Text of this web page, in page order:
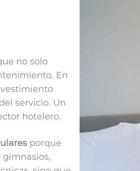
no solo
En
servicio. Un
hotelero.
porque
gimnasios,